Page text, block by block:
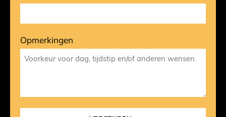
Opmerkingen